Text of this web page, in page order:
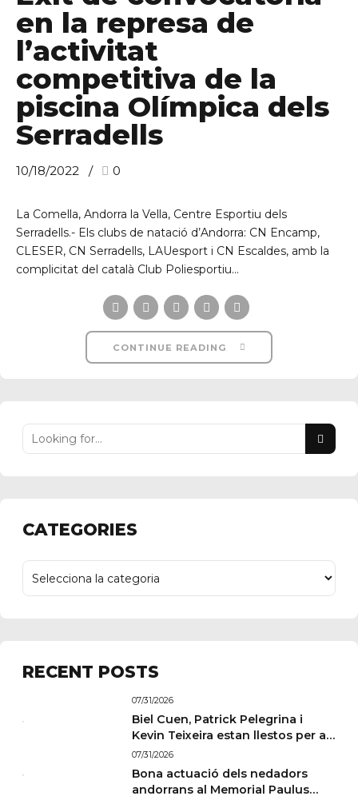
en la represa de
l’activitat
competitiva de la
piscina Olímpica dels
Serradells
10/18/2022 0
La Comella, Andorra la Vella, Centre Esportiu dels
Serradells.- Els clubs de natació d’Andorra: CN Encamp,
CLESER, CN Serradells, LAUesport i CN Escaldes, amb la
complicitat del català Club Poliesportiu...
CONTINUE READING
CATEGORIES
RECENT POSTS
07/31/2026
Biel Cuen, Patrick Pelegrina i
Kevin Teixeira estan llestos per a
París
07/31/2026
Bona actuació dels nedadors
andorrans al Memorial Paulus